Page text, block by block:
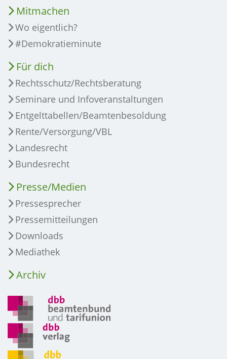
Mitmachen
Wo eigentlich?
#Demokratieminute
Für dich
Rechtsschutz/Rechtsberatung
Seminare und Infoveranstaltungen
Entgelttabellen/Beamtenbesoldung
Rente/Versorgung/VBL
Landesrecht
Bundesrecht
Presse/Medien
Pressesprecher
Pressemitteilungen
Downloads
Mediathek
Archiv